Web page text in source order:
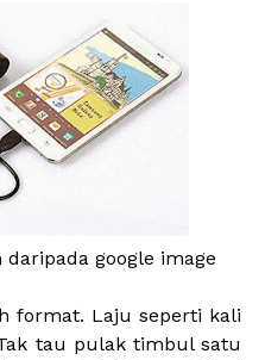
google image
format. Laju seperti kali
tau pulak timbul satu